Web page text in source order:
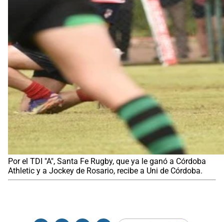
Por el TDI "A", Santa Fe Rugby, que ya le ganó a Córdoba
Athletic y a Jockey de Rosario, recibe a Uni de Córdoba.